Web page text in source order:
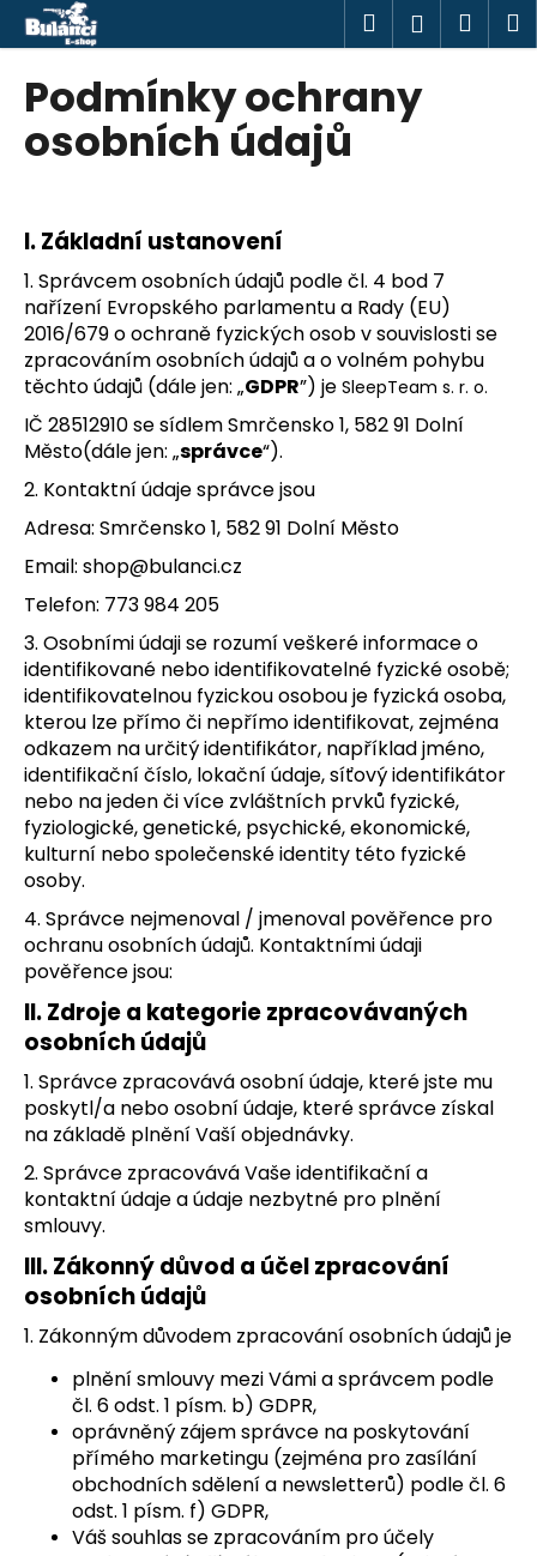
obsah
Hledat
Podmínky ochrany
osobních údajů
I.Základní ustanovení
1. Správcem osobních údajů podle čl. 4 bod 7
nařízení Evropského parlamentu a Rady (EU)
2016/679 o ochraně fyzických osob v souvislosti se
zpracováním osobních údajů a o volném pohybu
těchto údajů (dále jen: „GDPR”) je SleepTeam s. r. o.
IČ 28512910se sídlemSmrčensko 1, 582 91 Dolní
Město(dále jen: „správce“).
2. Kontaktní údaje správce jsou
Adresa: Smrčensko 1, 582 91 Dolní Město
Email: shop@bulanci.cz
Telefon: 773 984 205
3. Osobními údaji se rozumí veškeré informace o
identifikované nebo identifikovatelné fyzické osobě;
identifikovatelnou fyzickou osobou je fyzická osoba,
kterou lze přímo či nepřímo identifikovat, zejména
odkazem na určitý identifikátor, například jméno,
identifikační číslo, lokační údaje, síťový identifikátor
nebo na jeden či více zvláštních prvků fyzické,
fyziologické, genetické, psychické, ekonomické,
kulturní nebo společenské identity této fyzické
osoby.
4. Správce nejmenoval / jmenoval pověřence pro
ochranu osobních údajů. Kontaktními údaji
pověřence jsou:
II.Zdroje a kategorie zpracovávaných
osobních údajů
1. Správce zpracovává osobní údaje, které jste mu
poskytl/a nebo osobní údaje, které správce získal
na základě plnění Vaší objednávky.
2. Správce zpracovává Vaše identifikační a
kontaktní údaje a údaje nezbytné pro plnění
smlouvy.
III.Zákonný důvod a účel zpracování
osobních údajů
1. Zákonným důvodem zpracování osobních údajů je
plnění smlouvy mezi Vámi a správcem podle
čl. 6 odst. 1 písm. b) GDPR,
oprávněný zájem správce na poskytování
přímého marketingu (zejména pro zasílání
obchodních sdělení a newsletterů) podle čl. 6
odst. 1 písm. f) GDPR,
Váš souhlas se zpracováním pro účely
o
C
o
o
t
ř
e
b
u
j
e
t
e
n
a
j
í
t
?
HLEDAT
D
o
p
o
r
u
č
u
j
e
m
e
FIGURKY
-
TISK